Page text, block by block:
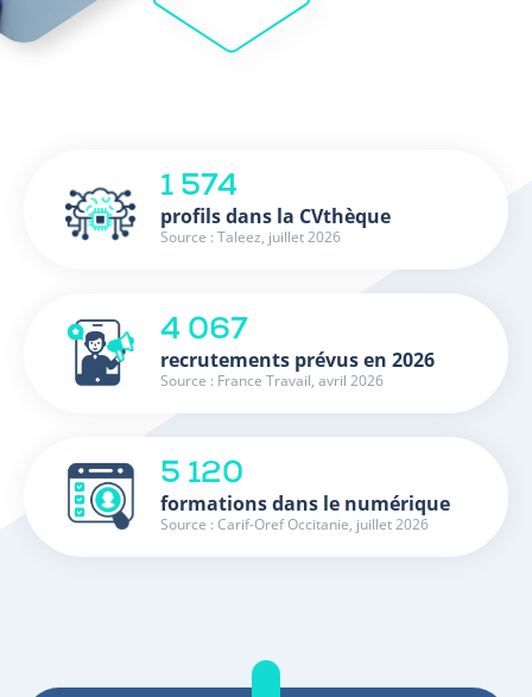
1 574
profils dans la CVthèque
Source : Taleez, juillet 2026
4 067
recrutements prévus en 2026
Source : France Travail, avril 2026
5 120
formations dans le numérique
Source : Carif-Oref Occitanie, juillet 2026